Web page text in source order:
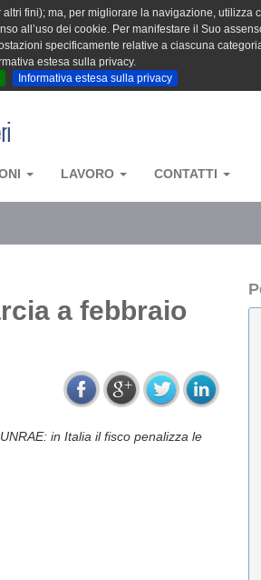
fini); ma, per migliorare la navigazione,
all’uso dei cookie. Per manifestare il Suo
specificamente relative a ciascuna
estesa sulla privacy.
Informativa estesa sulla privacy
LAVORO CONTATTI
a febbraio
in Italia il fisco penalizza le